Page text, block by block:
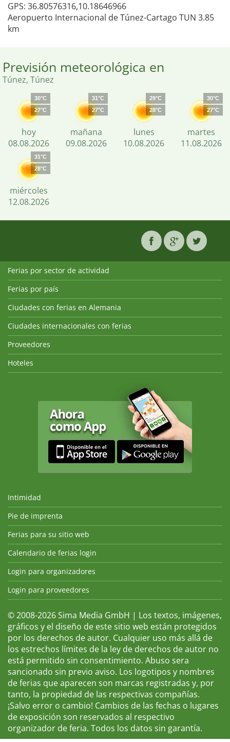
GPS: 36.80576316,10.18646966
Aeropuerto Internacional de Túnez-Cartago TUN 3.85
km
Previsión meteorológica en
Túnez, Túnez
30°C
27°C
hoy
08.08.2026
31°C
27°C
mañana
09.08.2026
29°C
28°C
lunes
10.08.2026
30°C
27°C
martes
11.08.2026
31°C
28°C
miércoles
12.08.2026
Ferias por sector de actividad
Ferias por país
Ciudades con ferias en Alemania
Ciudades internacionales con ferias
Proveedores
Hoteles
Intimidad
Pie de imprenta
Ferias para su sitio web
Calendario de ferias login
Login para organizadores
Login para proveedores
© 2008-2026 Sima Media GmbH | Los textos, imágenes,
gráficos y el diseño de este sitio web están protegidos
por los derechos de autor. Cualquier uso más allá de
los estrechos límites de la ley de derechos de autor no
está permitido sin consentimiento. Abuso sera
sancionado sin previo aviso. Los logotipos y nombres
de ferias que aparecen son marcas registradas y, por
tanto, la propiedad de las respectivas compañías.
¡Salvo error o cambio! Cambios de las fechas o lugares
de exposición son reservados al respectivo
organizador de feria. Todos los datos sin garantía.